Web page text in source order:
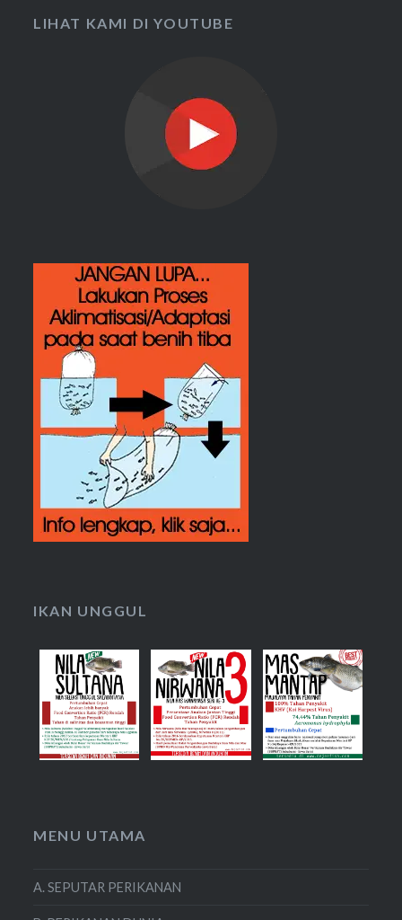
LIHAT KAMI DI YOUTUBE
IKAN UNGGUL
MENU UTAMA
A. SEPUTAR PERIKANAN